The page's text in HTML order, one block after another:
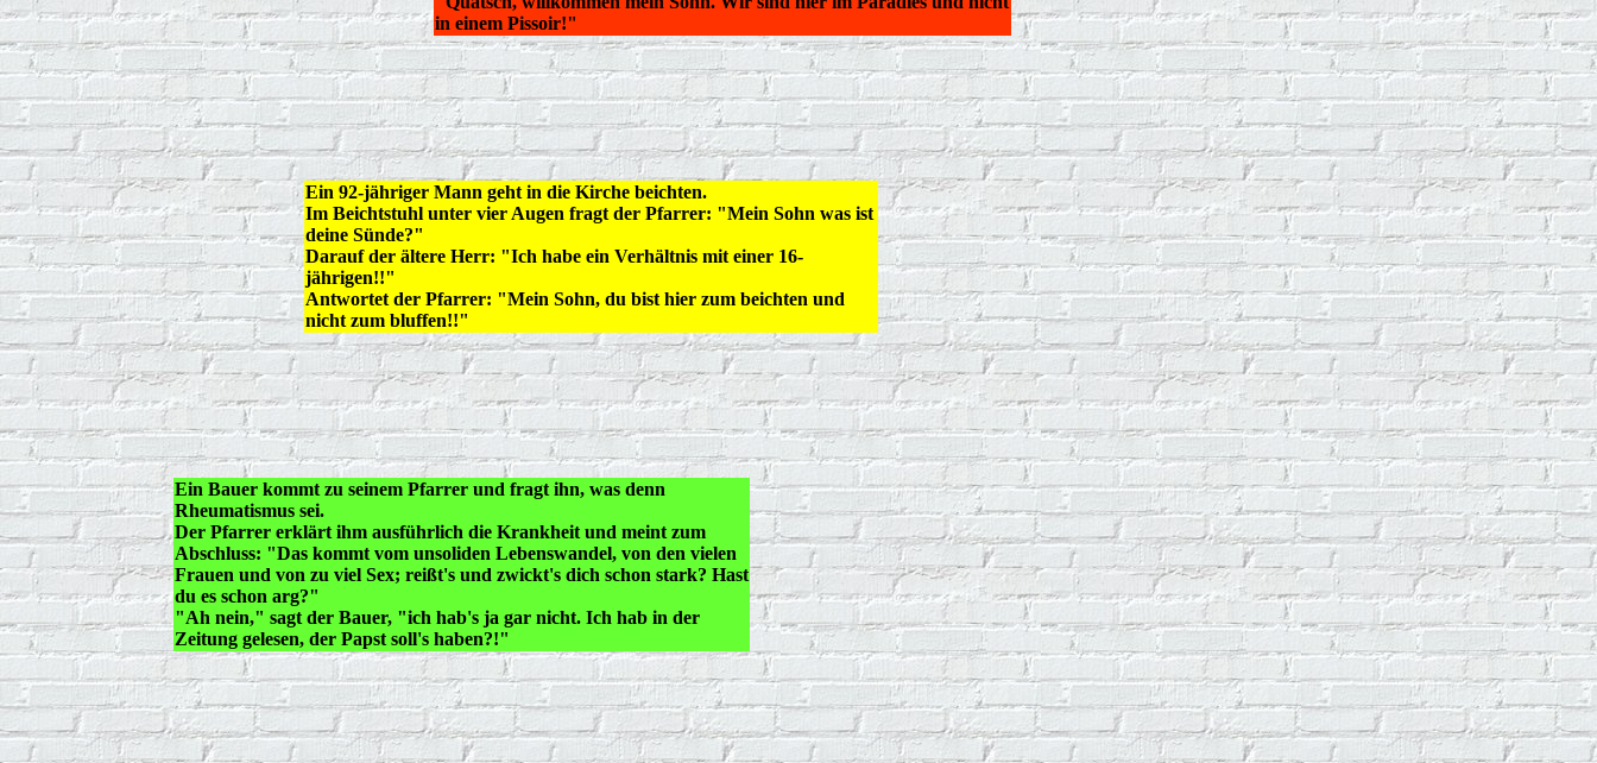
in einem Pissoir!"
Ein 92-jähriger Mann geht in die Kirche beichten.
Im Beichtstuhl unter vier Augen fragt der Pfarrer: "Mein Sohn was ist
deine Sünde?"
Darauf der ältere Herr: "Ich habe ein Verhältnis mit einer 16-
jährigen!!"
Antwortet der Pfarrer: "Mein Sohn, du bist hier zum beichten und
nicht zum bluffen!!"
Ein Bauer kommt zu seinem Pfarrer und fragt ihn, was denn
Rheumatismus sei.
Der Pfarrer erklärt ihm ausführlich die Krankheit und meint zum
Abschluss: "Das kommt vom unsoliden Lebenswandel, von den vielen
Frauen und von zu viel Sex; reißt's und zwickt's dich schon stark? Hast
du es schon arg?"
"Ah nein," sagt der Bauer, "ich hab's ja gar nicht. Ich hab in der
Zeitung gelesen, der Papst soll's haben?!"